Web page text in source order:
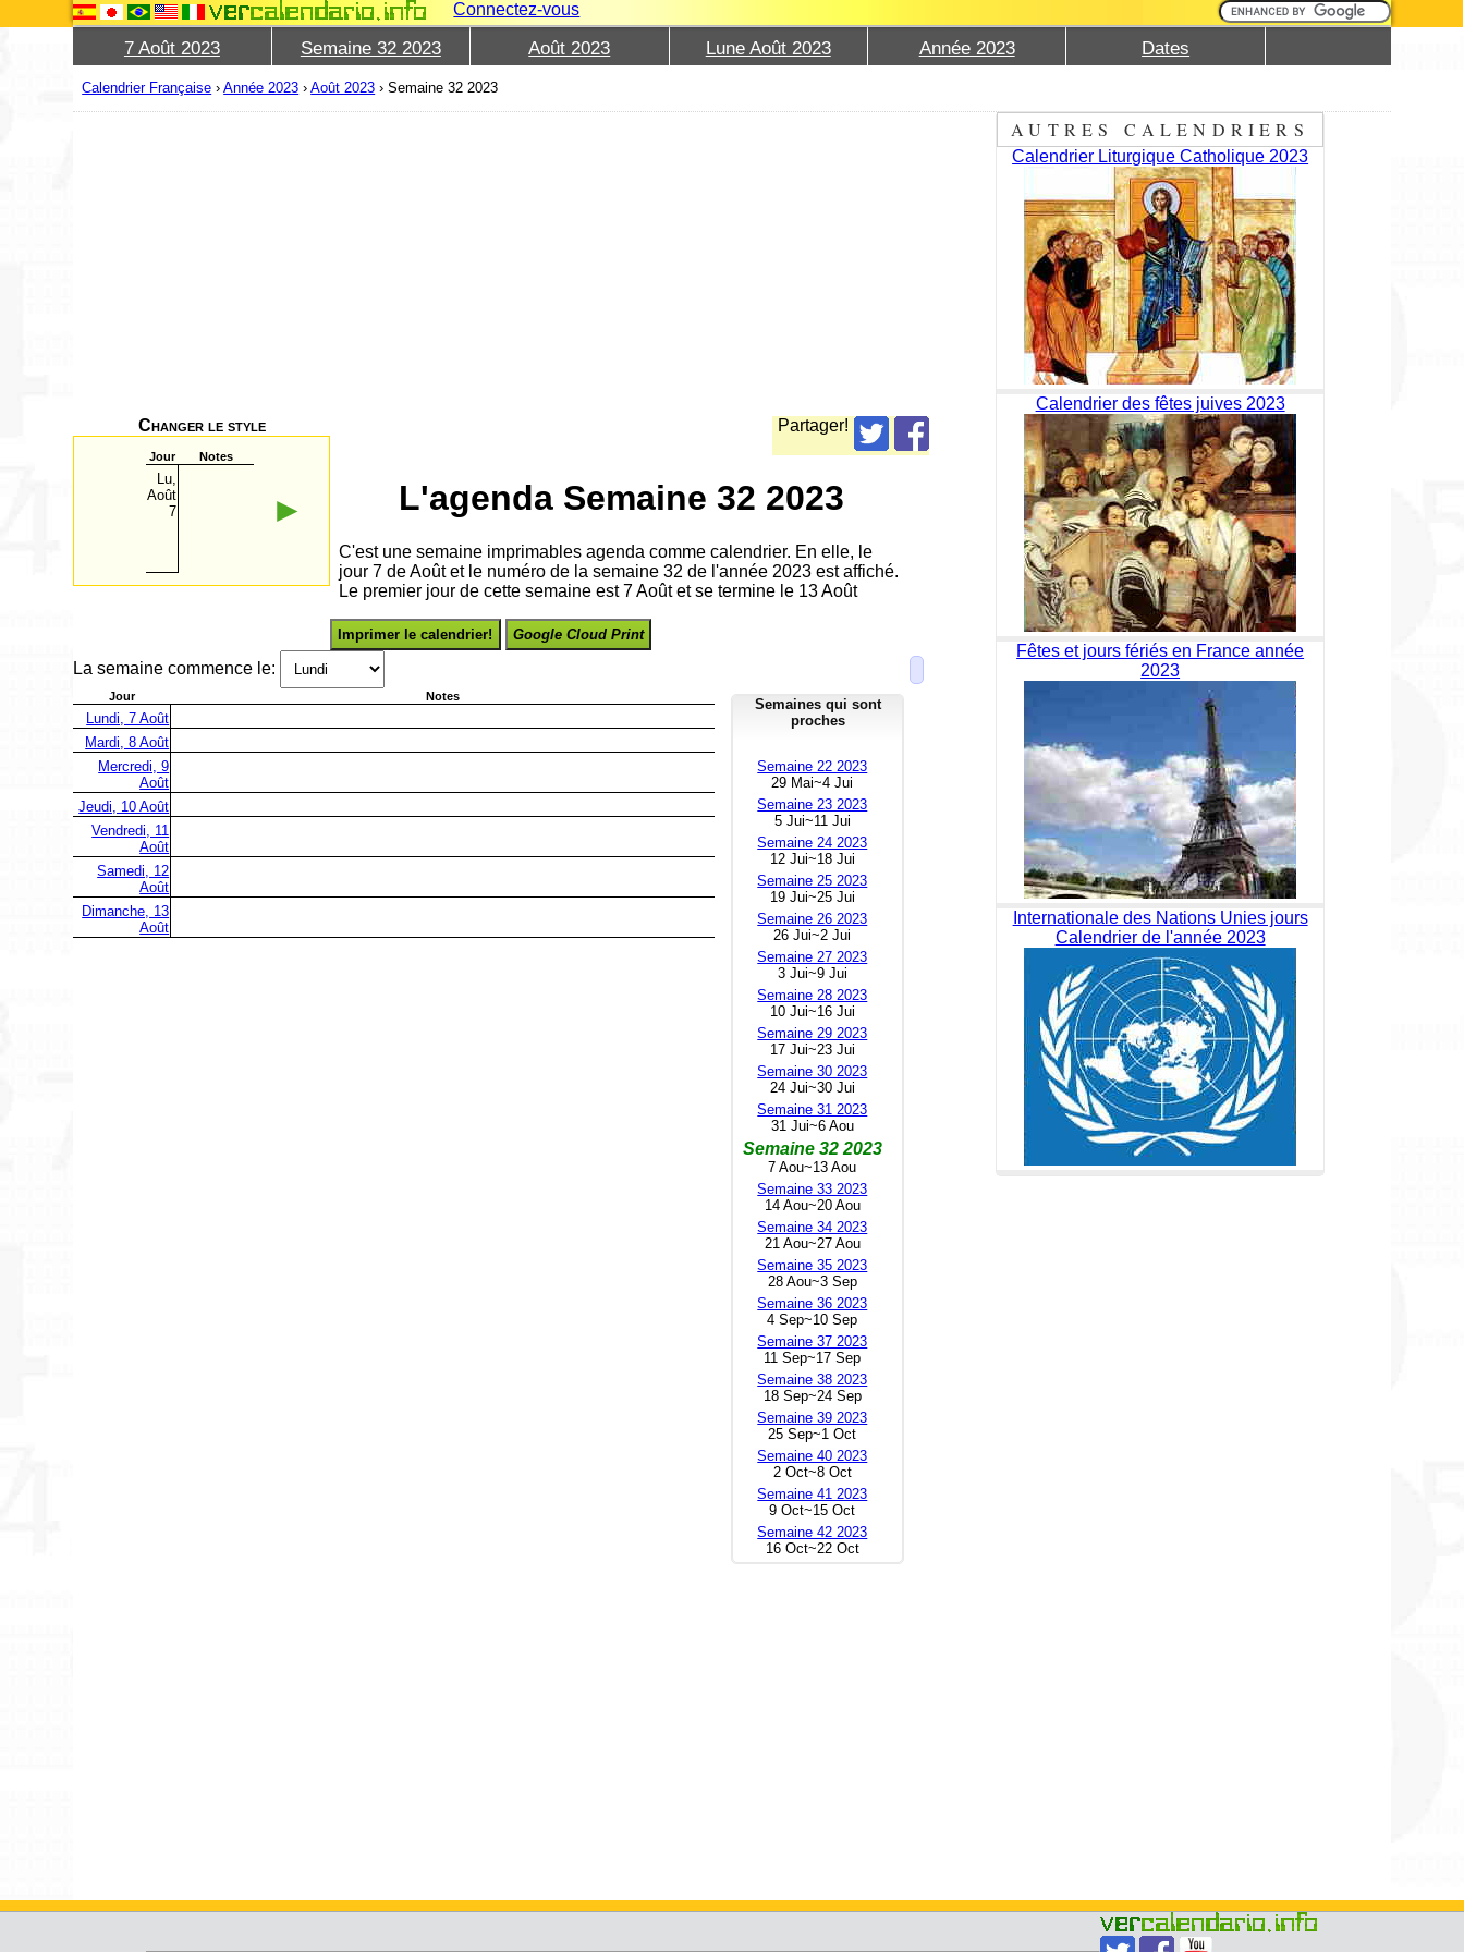
Connectez-vous
7 Août 2023 Semaine 32 2023 Août 2023 Lune Août 2023 Année 2023 Dates
Calendrier Française ›Année 2023 ›Août 2023 ›Semaine 32 2023
Partager!
Changer le style
Jour Notes
Lu,
Août
7
► L'agenda Semaine 32 2023
C'est une semaine imprimables agenda comme calendrier. En elle, le
jour 7 de Août et le numéro de la semaine 32 de l'année 2023 est affiché.
Le premier jour de cette semaine est 7 Août et se termine le 13 Août
Imprimer le calendrier! Google Cloud Print
La semaine commence le:
Jour Notes
Lundi, 7 Août
Mardi, 8 Août
Mercredi, 9
Août
Jeudi, 10 Août
Vendredi, 11
Août
Samedi, 12
Août
Dimanche, 13
Août
Semaines qui sont
proches
Semaine 22 2023
29 Mai~4 Jui
Semaine 23 2023
5 Jui~11 Jui
Semaine 24 2023
12 Jui~18 Jui
Semaine 25 2023
19 Jui~25 Jui
Semaine 26 2023
26 Jui~2 Jui
Semaine 27 2023
3 Jui~9 Jui
Semaine 28 2023
10 Jui~16 Jui
Semaine 29 2023
17 Jui~23 Jui
Semaine 30 2023
24 Jui~30 Jui
Semaine 31 2023
31 Jui~6 Aou
Semaine 32 2023
7 Aou~13 Aou
Semaine 33 2023
14 Aou~20 Aou
Semaine 34 2023
21 Aou~27 Aou
Semaine 35 2023
28 Aou~3 Sep
Semaine 36 2023
4 Sep~10 Sep
Semaine 37 2023
11 Sep~17 Sep
Semaine 38 2023
18 Sep~24 Sep
Semaine 39 2023
25 Sep~1 Oct
Semaine 40 2023
2 Oct~8 Oct
Semaine 41 2023
9 Oct~15 Oct
Semaine 42 2023
16 Oct~22 Oct
AUTRES CALENDRIERS
Calendrier Liturgique Catholique 2023
Calendrier des fêtes juives 2023
Fêtes et jours fériés en France année
2023
Internationale des Nations Unies jours
Calendrier de l'année 2023